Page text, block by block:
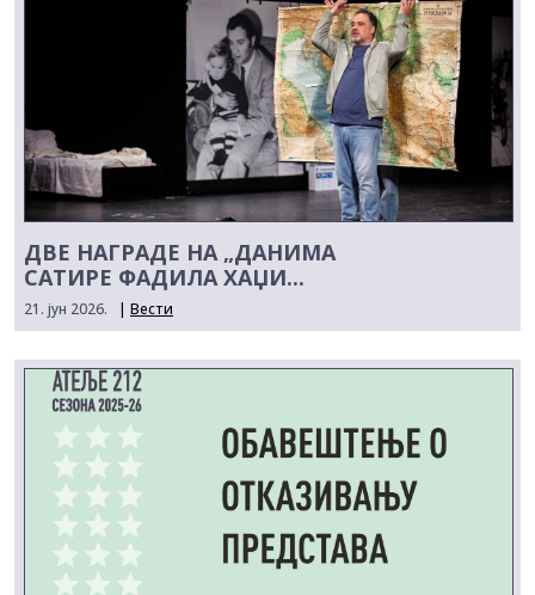
ДВЕ НАГРАДЕ НА „ДАНИМА
САТИРЕ ФАДИЛА ХАЏИ...
21. јун 2026. | Вести